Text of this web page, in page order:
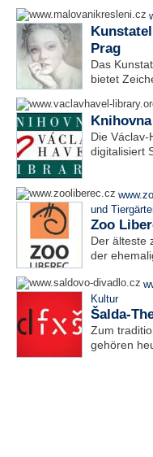
Prag
Das
bietet
Die Václav-
digitalisiert
und
Zoo
Der älteste
der
Kultur
Šalda-
Zum
gehören